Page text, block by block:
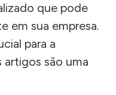
que pode
em sua empresa.
para a
são uma